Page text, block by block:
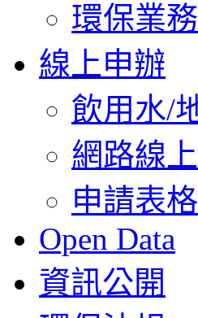
環保業
線上申辦
飲用水/
網路線
申請表
Open Data
資訊公開